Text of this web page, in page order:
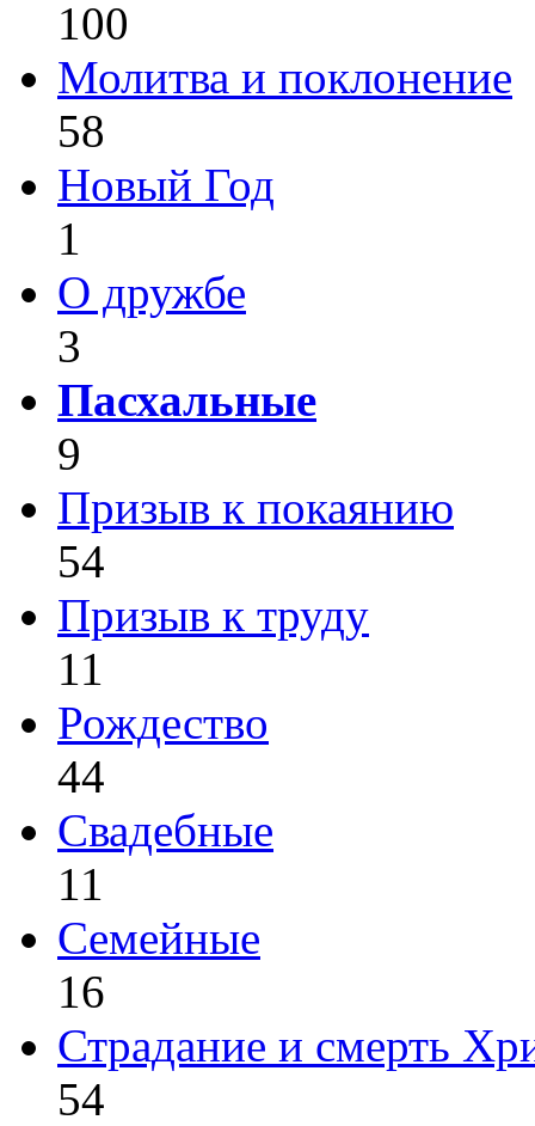
100
Молитва и поклонение
58
Новый Год
1
О дружбе
3
Пасхальные
9
Призыв к покаянию
54
Призыв к труду
11
Рождество
44
Свадебные
11
Семейные
16
Страдание и смерть
54